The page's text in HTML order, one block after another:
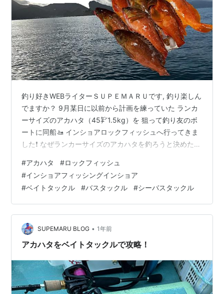
釣り好きWEBライターＳＵＰＥＭＡＲＵです, 釣り楽しん
でますか？ 9月某日に以前から計画を練っていた ランカ
ーサイズのアカハタ（45㌢1.5kg）を 狙って釣り友のボ
ートに同船🚤 インショアロックフィッシュへ行ってきま
した❗️ なぜランカーサイズのアカハタを釣ろうと決めたの
楽しんでる中で 大きなアカハタを釣ってみたい、滅多に
釣る事の出来ない特大サイズを自分の考えた釣りで仕留
めてみたい 心が躍るような気持ちと、自分の釣りが通用
するのか試したくなりました」 ということで、、、 今回
のSUPEMARU BLOGは 「ランカーアカハタ釣行記！」…
#アカハタ #ロックフィッシュ
#インショアフィッシングインショア
#ベイトタックル #バスタックル #シーバスタックル
SUPEMARU BLOG • 1年前
アカハタをベイトタックルで攻略！